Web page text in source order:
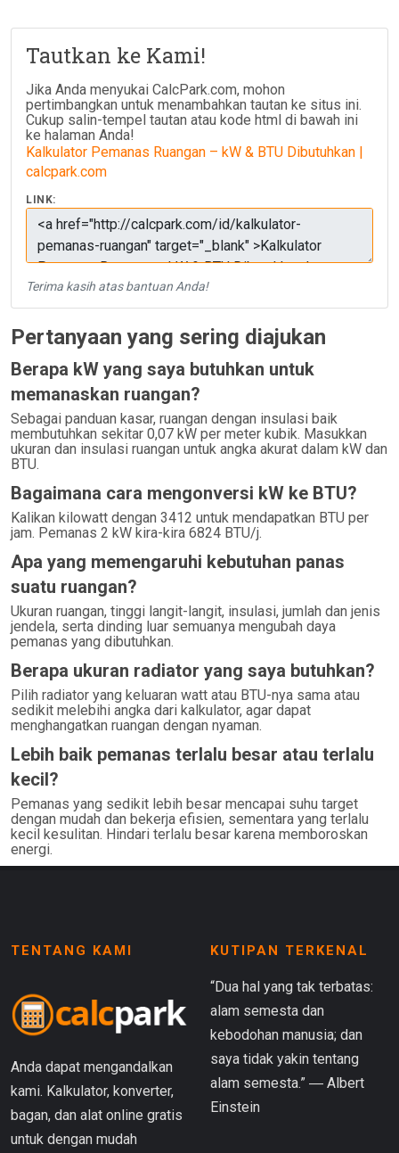
Tautkan ke Kami!
Jika Anda menyukai CalcPark.com, mohon
pertimbangkan untuk menambahkan tautan ke situs ini.
Cukup salin-tempel tautan atau kode html di bawah ini
ke halaman Anda!
Kalkulator Pemanas Ruangan – kW & BTU Dibutuhkan |
calcpark.com
LINK:
Terima kasih atas bantuan Anda!
Pertanyaan yang sering diajukan
Berapa kW yang saya butuhkan untuk
memanaskan ruangan?
Sebagai panduan kasar, ruangan dengan insulasi baik
membutuhkan sekitar 0,07 kW per meter kubik. Masukkan
ukuran dan insulasi ruangan untuk angka akurat dalam kW dan
BTU.
Bagaimana cara mengonversi kW ke BTU?
Kalikan kilowatt dengan 3412 untuk mendapatkan BTU per
jam. Pemanas 2 kW kira-kira 6824 BTU/j.
Apa yang memengaruhi kebutuhan panas
suatu ruangan?
Ukuran ruangan, tinggi langit-langit, insulasi, jumlah dan jenis
jendela, serta dinding luar semuanya mengubah daya
pemanas yang dibutuhkan.
Berapa ukuran radiator yang saya butuhkan?
Pilih radiator yang keluaran watt atau BTU-nya sama atau
sedikit melebihi angka dari kalkulator, agar dapat
menghangatkan ruangan dengan nyaman.
Lebih baik pemanas terlalu besar atau terlalu
kecil?
Pemanas yang sedikit lebih besar mencapai suhu target
dengan mudah dan bekerja efisien, sementara yang terlalu
kecil kesulitan. Hindari terlalu besar karena memboroskan
energi.
TENTANG KAMI
Anda dapat mengandalkan
kami. Kalkulator, konverter,
bagan, dan alat online gratis
untuk dengan mudah
KUTIPAN TERKENAL
“Dua hal yang tak terbatas:
alam semesta dan
kebodohan manusia; dan
saya tidak yakin tentang
alam semesta.” ― Albert
Einstein